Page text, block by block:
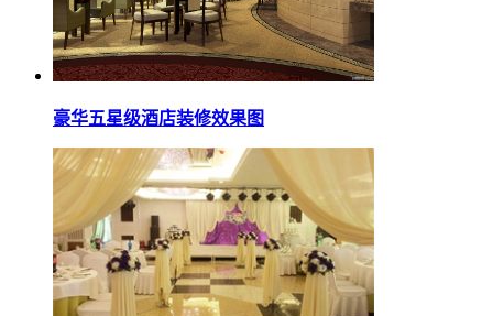
豪华五星级酒店装修效果图